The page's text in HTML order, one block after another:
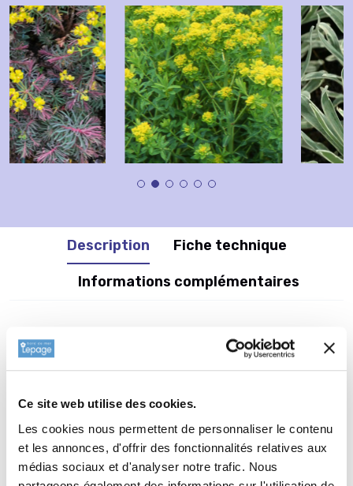
Ce site web utilise des cookies.
Les cookies nous permettent de personnaliser le contenu
et les annonces, d'offrir des fonctionnalités relatives aux
médias sociaux et d'analyser notre trafic. Nous
Description Fiche technique
Informations complémentaires
Informations botaniques
Nom(s) vernaculaire(s) : CALLISTEMON paludosus - Rince-
Famille : Euphorbiaceae
Genre : EUPHORBIA
Nom vernaculaire : Euphorbe
Complément : 0